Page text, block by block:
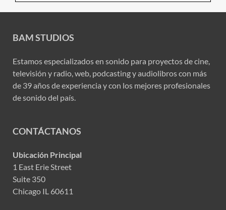
BAM STUDIOS
Estamos especializados en sonido para proyectos de cine,
televisión y radio, web, podcasting y audiolibros con más
de 39 años de experiencia y con los mejores profesionales
de sonido del país.
CONTÁCTANOS
Ubicación Principal
1 East Erie Street
Suite 350
Chicago IL 60611